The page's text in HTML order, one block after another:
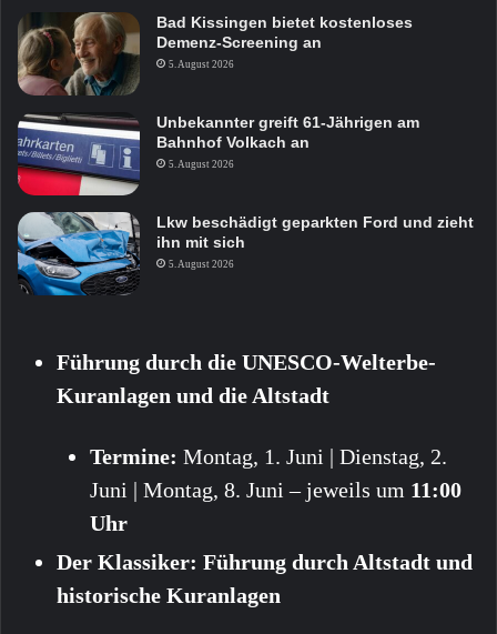
Bad Kissingen bietet kostenloses
Demenz-Screening an
5. August 2026
Unbekannter greift 61-Jährigen am
Bahnhof Volkach an
5. August 2026
Lkw beschädigt geparkten Ford und zieht
ihn mit sich
5. August 2026
Führung durch die UNESCO-Welterbe-
Kuranlagen und die Altstadt
Termine: Montag, 1. Juni | Dienstag, 2.
Juni | Montag, 8. Juni – jeweils um 11:00
Uhr
Der Klassiker: Führung durch Altstadt und
historische Kuranlagen